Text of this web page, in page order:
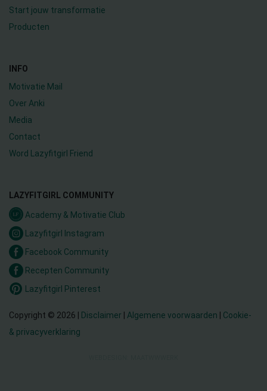
Start jouw transformatie
Producten
INFO
Motivatie Mail
Over Anki
Media
Contact
Word Lazyfitgirl Friend
LAZYFITGIRL COMMUNITY
Academy & Motivatie Club
Lazyfitgirl Instagram
Facebook Community
Recepten Community
Lazyfitgirl Pinterest
Copyright © 2026 | Disclaimer Algemene voorwaarden
Cookie-
& privacyverklaring